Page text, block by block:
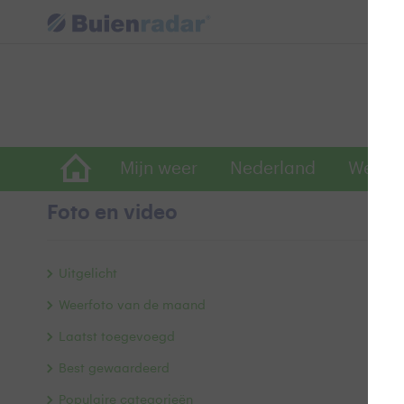
Mijn weer Nederland
Foto en video
Uitgelicht
Weerfoto van de maand
Laatst toegevoegd
Best gewaardeerd
Populaire categorieën